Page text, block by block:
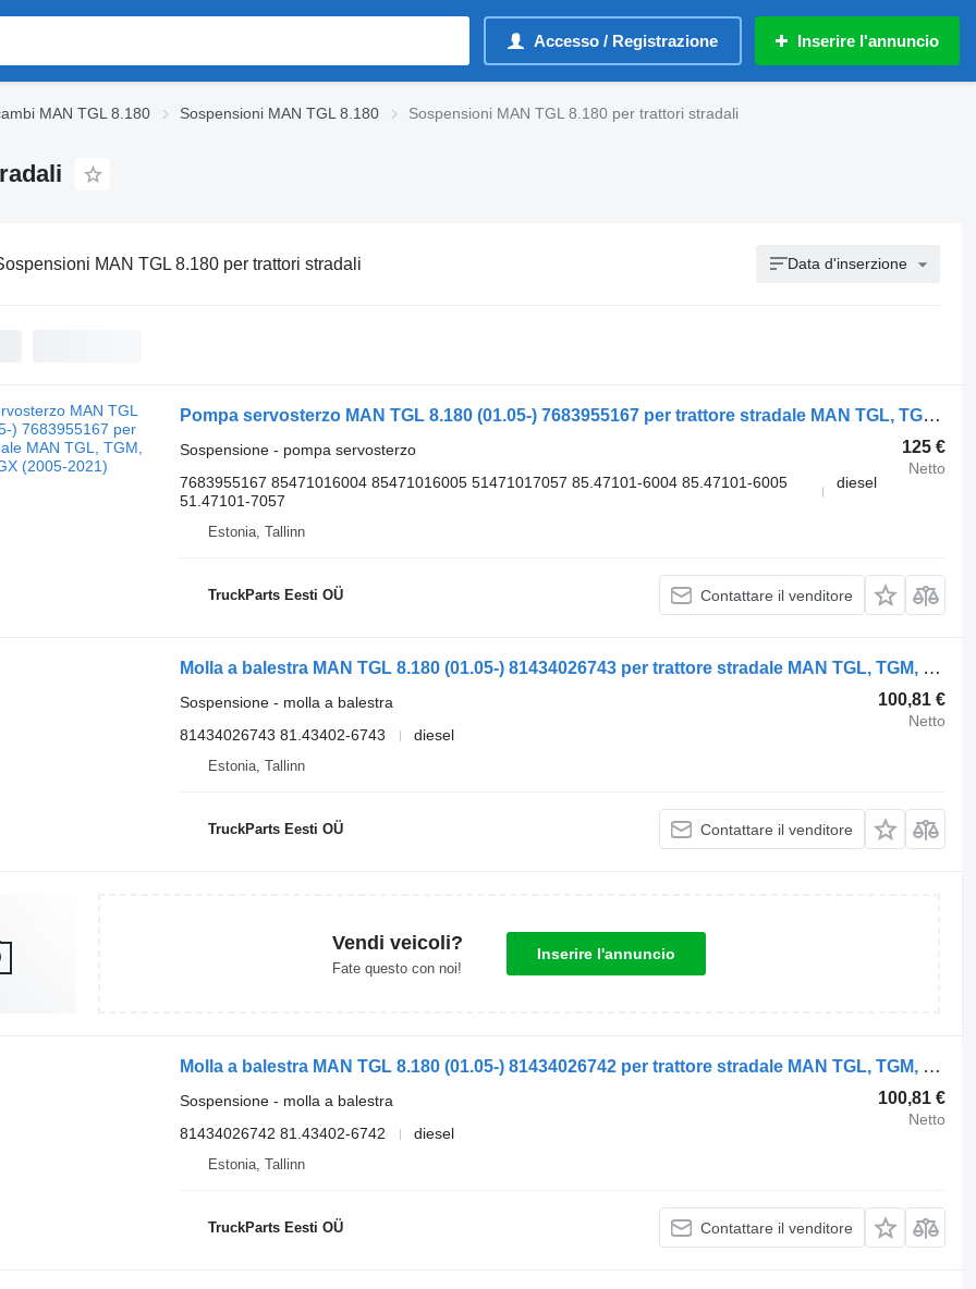
Accesso / Registrazione Inserire l'annuncio
MAN TGL 8.180 Sospensioni MAN TGL 8.180 Sospensioni MAN TGL 8.180 per trattori stradali
MAN TGL 8.180 per trattori stradali Data d'inserzione
Pompa servosterzo MAN TGL 8.180 (01.05-) 7683955167 per trattore stradale MAN TGL, TGM, TGS, TGX (2005-2021)
125 €
Netto
Sospensione - pompa servosterzo
7683955167 85471016004 85471016005 51471017057 85.47101-6004 85.47101-6005
51.47101-7057
diesel
Estonia, Tallinn
TruckParts Eesti OÜ Contattare il venditore
Molla a balestra MAN TGL 8.180 (01.05-) 81434026743 per trattore stradale MAN TGL, TGM, TGS, TGX (2005-2021)
100,81 €
Netto
Sospensione - molla a balestra
81434026743 81.43402-6743
diesel
Estonia, Tallinn
TruckParts Eesti OÜ Contattare il venditore
Vendi veicoli?
Fate questo con noi!
Inserire l'annuncio
Molla a balestra MAN TGL 8.180 (01.05-) 81434026742 per trattore stradale MAN TGL, TGM, TGS, TGX (2005-2021)
100,81 €
Netto
Sospensione - molla a balestra
81434026742 81.43402-6742
diesel
Estonia, Tallinn
TruckParts Eesti OÜ Contattare il venditore